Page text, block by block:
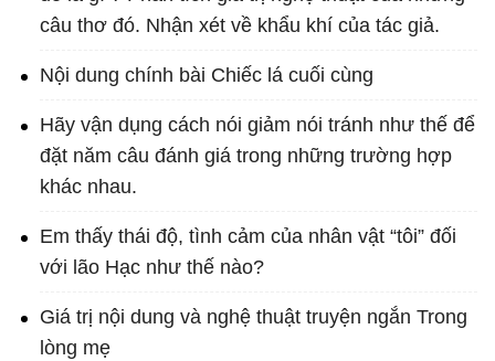
câu thơ đó. Nhận xét về khẩu khí của tác giả.
Nội dung chính bài Chiếc lá cuối cùng
Hãy vận dụng cách nói giảm nói tránh như thế để
đặt năm câu đánh giá trong những trường hợp
khác nhau.
Em thấy thái độ, tình cảm của nhân vật “tôi” đối
với lão Hạc như thế nào?
Giá trị nội dung và nghệ thuật truyện ngắn Trong
lòng mẹ